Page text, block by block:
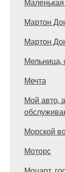
Мартон
Мартон
Мельница,
Мечта
Мой авто,
Морской
Моторс